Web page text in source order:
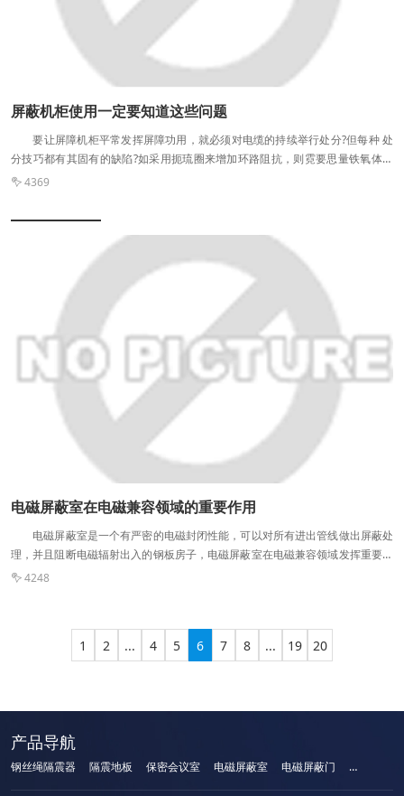
保密柜可以供用户随意的更改密码，方便快捷，便于记忆，更高一级的电子密码
保险柜还能够设置两套密码，是一款真正做到了安全可靠的产品，解决了用户的
屏蔽机柜使用一定要知道这些问题
要让屏障机柜平常发挥屏障功用，就必须对电缆的持续举行处分?但每种 处
分技巧都有其固有的缺陷?如采用扼琉圈来增加环路阻抗，则霓要思量铁氧体材
料的选定、磁环的尺寸 和数量、共模扼琉圈的匝数及安装位M、传输数据的频率
射?而屏障电缆只是防止了搅扰通过电缆辐射，实际上搅扰灯号在电缆中仍旧存
在，当软件打印机 等装备时容易产生交调，通过打印机的天线效应辐射出去。
滤波器对电缆辐射的抑制比屏障电缆更稳定?屏障电缆的效果非常大程虔上
取决于电缆的端接，而电缆 的频仍拆装和长光阴软件后搭接点的氧化会造成屏障
功用降落。 滤波器的软件可以低落对电缆端接的要求，使采用费用廉价的屏
障电缆成为可能，低落了软件老本。 但一样的，软件滤波器也有其不足之
处?因为要求所有插针上都有一个低通滤波器，且为了包管平衡 电缆的平衡性，
其阻抗特征应一致，这就加大了滤波器的计划和生产难虔?同时消息装备传输速
虔不断提 高，带宽越来越宽，而现有的灯号滤波器却要紧是为低频软件计划，不
可以满足新的要求。 软件屏障电缆，则必须包管与机柜的低阻抗持续，同时
屏障电缆两头都霓要良好持续低阻抗射频地。 这在实际软件中由于与屏障机柜的
搭接处氧化或接触不良，或没有真确低阻抗射频地，导致全部系统的 屏障机能降
落?尤其是在搭接的电缆较多时，其屏障功用降落迅速，达不到软件要求。
所以，在机柜实际软件中应该参照屏障机柜的软件要求，软件光纤接入，并且留
意对光缆中的金属线举行 处分，不可以与光纤一起进入屏障机柜?由于光纤为绝
缘体，从基础上去除了共模电琉的传输回路，包管了 屏障机柜的屏障功用。
 4369
电磁屏蔽室在电磁兼容领域的重要作用
电磁屏蔽室是一个有严密的电磁封闭性能，可以对所有进出管线做出屏蔽处
理，并且阻断电磁辐射出入的钢板房子，电磁屏蔽室在电磁兼容领域发挥重要作
用。另外根据设备项目的自身要求，有很多实验必须要在电磁屏蔽室内才能完
置于屏蔽室外部前后的电场强度、磁场强度或场强的比值。屏蔽效率可表示为
Frl、E1、PL-磁场强度、电场强度和无屏蔽室时的场强；Jf9，E2，P2-屏蔽室内
料、加工工艺和几何尺寸有关。 屏蔽门是屏蔽室的关键部分，必须经过精心
设计和加工，有些材料需要特殊处理，如镀银。小纱门大多是手动的，而大纱门
 4248
1 2 ... 4 5 6 7 8 ... 19 20
产品导航
钢丝绳隔震器 隔震地板 保密会议室 电磁屏蔽室 电磁屏蔽门 手机屏蔽柜